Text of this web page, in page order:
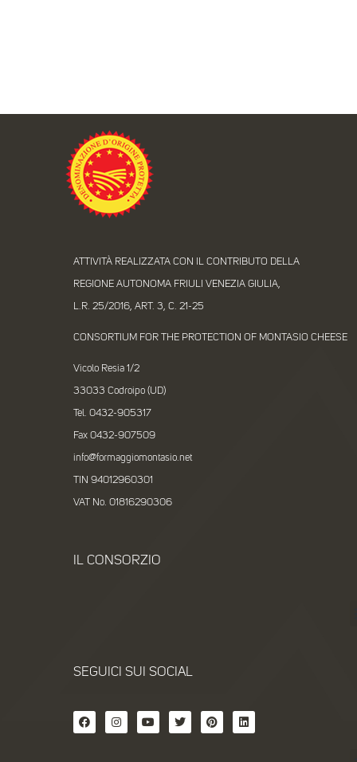
ATTIVITÀ REALIZZATA CON IL CONTRIBUTO DELLA
REGIONE AUTONOMA FRIULI VENEZIA GIULIA,
L.R. 25/2016, ART. 3, C. 21-25
CONSORTIUM FOR THE PROTECTION OF MONTASIO CHEESE
Vicolo Resia 1/2
33033 Codroipo (UD)
Tel. 0432-905317
Fax 0432-907509
info@formaggiomontasio.net
TIN 94012960301
VAT No. 01816290306
IL CONSORZIO
SEGUICI SUI SOCIAL